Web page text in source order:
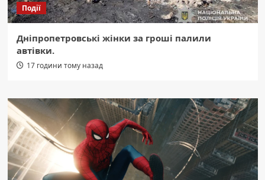
Події
Дніпропетровські жінки за гроші палили
автівки.
17 години тому назад